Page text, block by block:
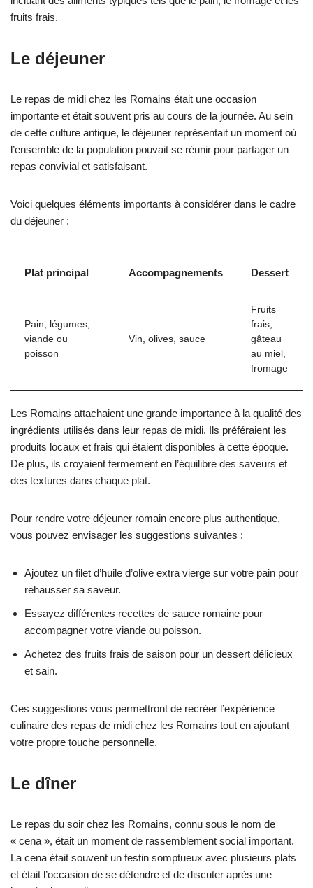
fruits frais.
Le déjeuner
Le repas de midi chez les Romains était une occasion
importante et était souvent pris au cours de la journée. Au sein
de cette culture antique, le déjeuner représentait un moment où
l’ensemble de la population pouvait se réunir pour partager un
repas convivial et satisfaisant.
Voici quelques éléments importants à considérer dans le cadre
du déjeuner :
Plat principal Accompagnements Dessert
Pain, légumes,
viande ou
poisson
Vin, olives, sauce
Fruits
frais,
gâteau
au miel,
fromage
Les Romains attachaient une grande importance à la qualité des
ingrédients utilisés dans leur repas de midi. Ils préféraient les
produits locaux et frais qui étaient disponibles à cette époque.
De plus, ils croyaient fermement en l’équilibre des saveurs et
des textures dans chaque plat.
Pour rendre votre déjeuner romain encore plus authentique,
vous pouvez envisager les suggestions suivantes :
Ajoutez un filet d’huile d’olive extra vierge sur votre pain pour
rehausser sa saveur.
Essayez différentes recettes de sauce romaine pour
accompagner votre viande ou poisson.
Achetez des fruits frais de saison pour un dessert délicieux
et sain.
Ces suggestions vous permettront de recréer l’expérience
culinaire des repas de midi chez les Romains tout en ajoutant
votre propre touche personnelle.
Le dîner
Le repas du soir chez les Romains, connu sous le nom de
« cena », était un moment de rassemblement social important.
La cena était souvent un festin somptueux avec plusieurs plats
et était l’occasion de se détendre et de discuter après une